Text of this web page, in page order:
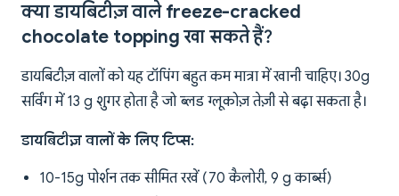
क्या डायबिटीज़ वाले freeze-cracked
chocolate topping खा सकते हैं?
डायबिटीज़ वालों को यह टॉपिंग बहुत कम मात्रा में खानी चाहिए। 30g
सर्विंग में 13 g शुगर होता है जो ब्लड ग्लूकोज़ तेज़ी से बढ़ा सकता है।
डायबिटीज़ वालों के लिए टिप्स:
10-15g पोर्शन तक सीमित रखें (70 कैलोरी, 9 g कार्ब्स)